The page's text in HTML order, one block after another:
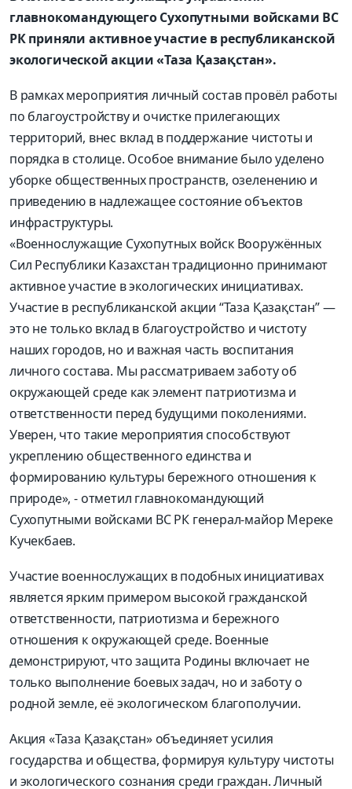
главнокомандующего Сухопутными войсками ВС
РК приняли активное участие в республиканской
экологической акции «Таза Қазақстан».
В рамках мероприятия личный состав провёл работы
по благоустройству и очистке прилегающих
территорий, внес вклад в поддержание чистоты и
порядка в столице. Особое внимание было уделено
уборке общественных пространств, озеленению и
приведению в надлежащее состояние объектов
инфраструктуры.
«Военнослужащие Сухопутных войск Вооружённых
Сил Республики Казахстан традиционно принимают
активное участие в экологических инициативах.
Участие в республиканской акции “Таза Қазақстан” —
это не только вклад в благоустройство и чистоту
наших городов, но и важная часть воспитания
личного состава. Мы рассматриваем заботу об
окружающей среде как элемент патриотизма и
ответственности перед будущими поколениями.
Уверен, что такие мероприятия способствуют
укреплению общественного единства и
формированию культуры бережного отношения к
природе», - отметил главнокомандующий
Сухопутными войсками ВС РК генерал-майор Мереке
Кучекбаев.
Участие военнослужащих в подобных инициативах
является ярким примером высокой гражданской
ответственности, патриотизма и бережного
отношения к окружающей среде. Военные
демонстрируют, что защита Родины включает не
только выполнение боевых задач, но и заботу о
родной земле, её экологическом благополучии.
Акция «Таза Қазақстан» объединяет усилия
государства и общества, формируя культуру чистоты
и экологического сознания среди граждан. Личный